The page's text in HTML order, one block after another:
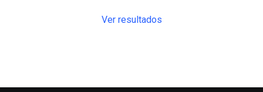
Ver resultados